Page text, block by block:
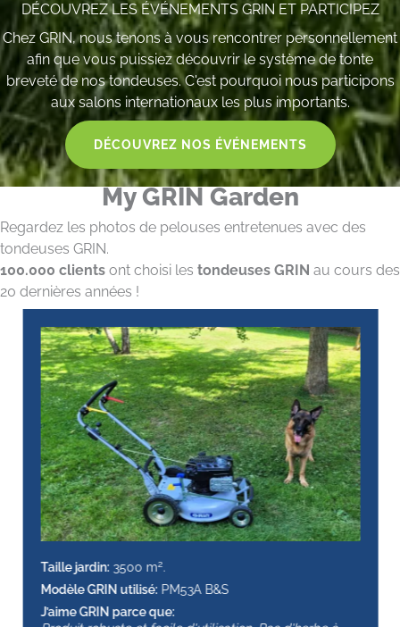
DÉCOUVREZ LES ÉVÉNEMENTS GRIN ET PARTICIPEZ
Chez GRIN, nous tenons à vous rencontrer personnellement
afin que vous puissiez découvrir le système de tonte
breveté de nos tondeuses. C'est pourquoi nous participons
aux salons internationaux les plus importants.
DÉCOUVREZ NOS ÉVÉNEMENTS
My GRIN Garden
Regardez les photos de pelouses entretenues avec des
tondeuses GRIN.
100.000 clients ont choisi les tondeuses GRIN au cours des
20 dernières années !
Taille jardin: 3500 m2.
Modèle GRIN utilisé: PM53A B&S
J’aime GRIN parce que: